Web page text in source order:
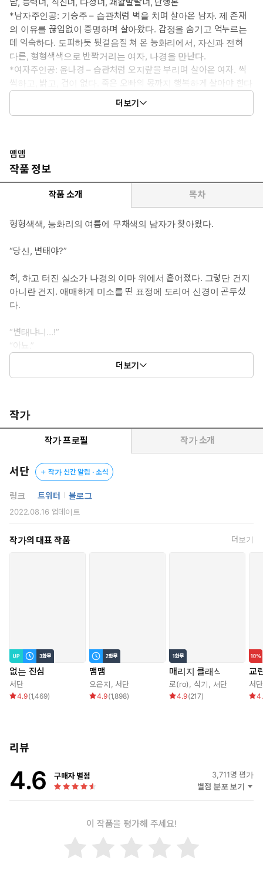
*남자주인공: 기승주 – 습관처럼 벽을 치며 살아온 남자. 제 존재
의 이유를 끊임없이 증명하며 살아왔다. 감정을 숨기고 억누르는
데 익숙하다. 도피하듯 뒷걸음질 쳐 온 능화리에서, 자신과 전혀
다른, 형형색색으로 반짝거리는 여자, 나경을 만난다.
*여자주인공: 윤나경 – 습관처럼 오지랖을 부리며 살아온 여자. 씩
씩하고, 밝고, 겁이 없다. 죽은 오빠의 몫까지 행복하게 살아야 한다
는 강박이 있다. 감정을 숨기는 데 익숙지 못하다. 가장 사랑하는 계
절인 여름의 초입. 무채색의 이방인, 승주를 만난다.
“할까, 우리.”
더보기
맴맴
작품 정보
작품 소개 목차
형형색색, 능화리의 여름에 무채색의 남자가 찾아왔다.
“당신, 변태야?”
허, 하고 터진 실소가 나경의 이마 위에서 흩어졌다. 그렇단 건지
아니란 건지. 애매하게 미소를 띤 표정에 도리어 신경이 곤두섰
다.
“변태냐니…!”
“아뇨.”
코끝을 자극하는 세련되고 묵직한 향수 냄새는 또 어떻고.
그러니까 애초에 이건 다 이 남자 탓이었다. 기이할 만큼 매력적인
이 남자가 유죄인 거다.
“저 취한 거 맞는 것 같아요.”
순간 도무지 말도 안 되는 충동이 일었다.
말을 내뱉고 나서야 자신이 무슨 말을 한 건지 깨달았다. 아차 싶
여름 한 철. 이 뜨거운 감정에 휩쓸려 무슨 짓을 한대도 후회는 없을
것 같았다.
더보기
작가
작가 프로필 작가 소개
서단 작가 신간 알림 · 소식
링크 트위터 블로그
2022.08.16 업데이트
작가의 대표 작품 더보기
없는 진심
서단
4.9(1,469)
맴맴
오은지 서단
4.9(1,898)
매리지 클래식
로(ro) ,식기 서단
4.9(217)
교
서단
리뷰
4.6 구매자 별점 3,711명 평가
별점 분포 보기
이 작품을 평가해 주세요!